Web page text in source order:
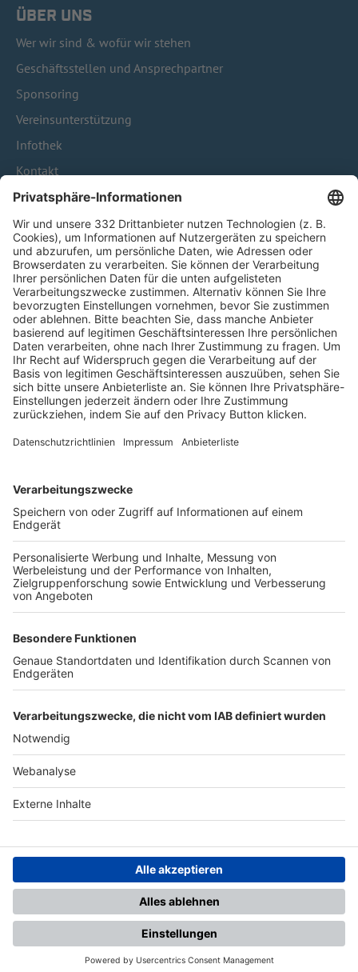
ÜBER UNS
Wer wir sind & wofür wir stehen
Geschäftsstellen und Ansprechpartner
Sponsoring
Vereinsunterstützung
Infothek
Kontakt
HÄUFIG BESUCHTE SEITEN
Pässe und Vereinswechsel
Trainerausbildung
Schulungsangebot Vereinsmitarbeiter
BFV-Geschäftsstellen
Trainerbörse
Login SpielPlus
FOLGE DEM BFV
TOP-VEREINE
TOP-PARTNER
Nutzungsbedingungen Datenschutz Impressum